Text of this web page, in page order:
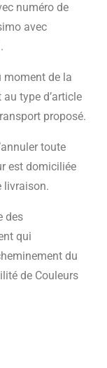
numéro de
avec
moment de la
type d’article
proposé.
toute
est domiciliée
livraison.
des
qui
du
de Couleurs